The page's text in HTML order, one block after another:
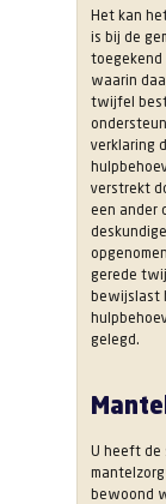
Het kan
is bij de
toegekend
waarin
twijfel
verklaring
verstrekt
een ander
gerede
bewijslast
gelegd.
U heeft de
bewoond